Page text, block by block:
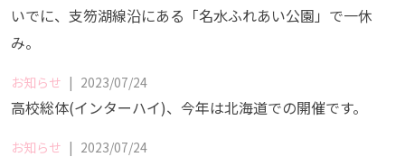
いでに、支笏湖線沿にある「名水ふれあい公園」で一休
み。
お知らせ | 2023/07/24
高校総体(インターハイ)、今年は北海道での開催です。
お知らせ | 2023/07/24